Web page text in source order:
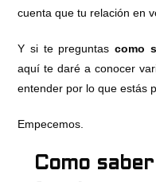
cuenta que tu relación en
Y si te preguntas como
aquí te daré a conocer
entender por lo que estás
Empecemos.
Como